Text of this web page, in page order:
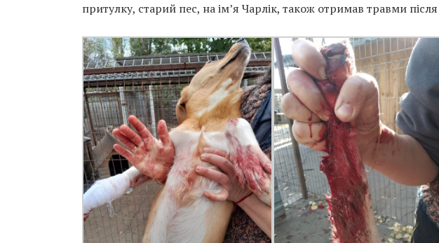
притулку, старий пес, на ім’я Чарлік, також отримав травми